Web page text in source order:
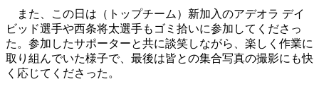
また、この日は（トップチーム）新加入のアデオラ デイ
ビッド選手や西条将太選手もゴミ拾いに参加してくださっ
た。参加したサポーターと共に談笑しながら、楽しく作業に
取り組んでいた様子で、最後は皆との集合写真の撮影にも快
く応じてくださった。